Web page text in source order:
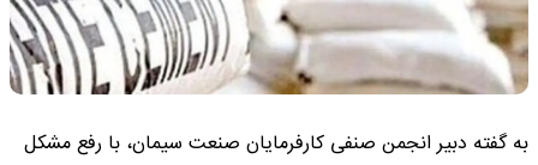
به گفته دبیر انجمن صنفی کارفرمایان صنعت سیمان، با رفع مشکل